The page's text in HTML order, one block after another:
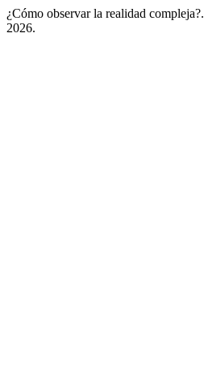
¿Cómo observar la realidad compleja?.
2026.